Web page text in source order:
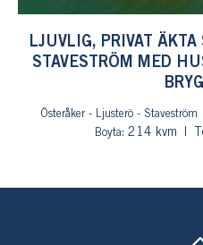
LJUVLIG, PRIVAT
STAVESTRÖM MED
Österåker - Ljusterö - Staveström
Boyta: 214 kvm